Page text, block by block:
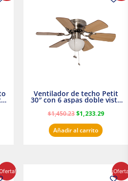
Ventilador de techo Petit
30″ con 6 aspas doble vista
Satinado Masterfan
$1,450.23
$1,450.23.
$1,233.29
actual
Añadir al carrito
precio